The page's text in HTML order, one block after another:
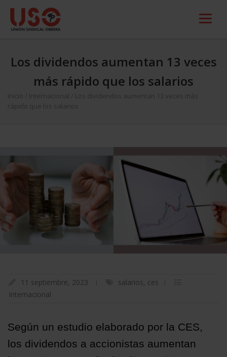
Los dividendos aumentan 13 veces
más rápido que los salarios
Inicio Internacional
Los dividendos aumentan 13 veces más
rápido que los salarios
11 septiembre, 2023 salarios, ces
Internacional
Según un estudio elaborado por la CES,
los dividendos a accionistas aumentan